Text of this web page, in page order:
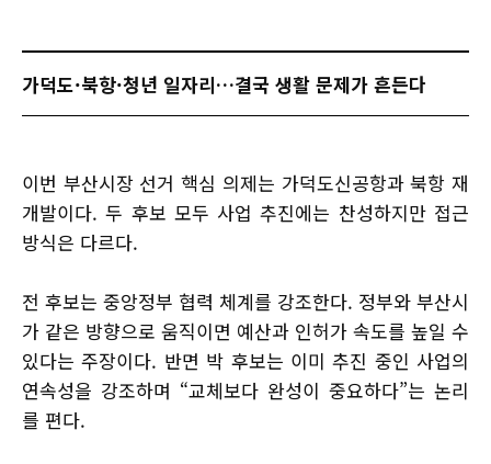
가덕도·북항·청년 일자리…결국 생활 문제가 흔든다
이번 부산시장 선거 핵심 의제는 가덕도신공항과 북항 재
개발이다. 두 후보 모두 사업 추진에는 찬성하지만 접근
방식은 다르다.
전 후보는 중앙정부 협력 체계를 강조한다. 정부와 부산시
가 같은 방향으로 움직이면 예산과 인허가 속도를 높일 수
있다는 주장이다. 반면 박 후보는 이미 추진 중인 사업의
연속성을 강조하며 “교체보다 완성이 중요하다”는 논리
를 편다.